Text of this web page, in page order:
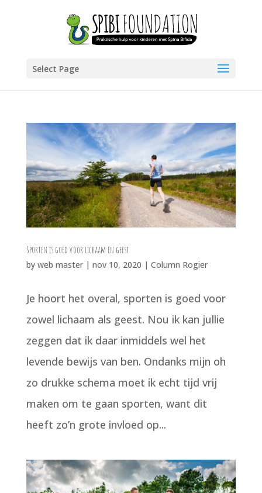
Select Page
Sporten is goed voor lichaam en geest
by web master| nov 10, 2020 | Column Rogier
Je hoort het overal, sporten is goed voor
zowel lichaam als geest. Nou ik kan jullie
zeggen dat ik daar inmiddels wel het
levende bewijs van ben. Ondanks mijn oh
zo drukke schema moet ik echt tijd vrij
maken om te gaan sporten, want dit
heeft zo’n grote invloed op...